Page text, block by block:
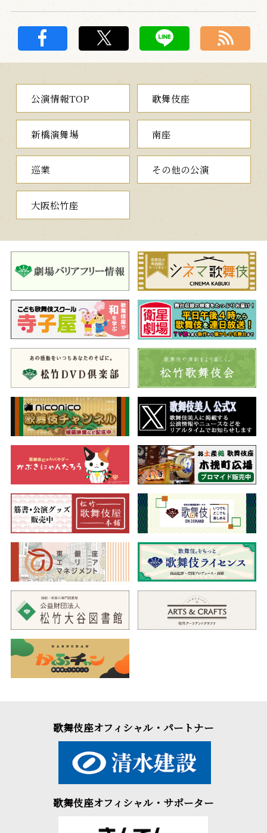
公演情報TOP 歌舞伎座
新橋演舞場 南座
巡業 その他の公演
大阪松竹座
歌舞伎座オフィシャル・パートナー
歌舞伎座オフィシャル・サポーター